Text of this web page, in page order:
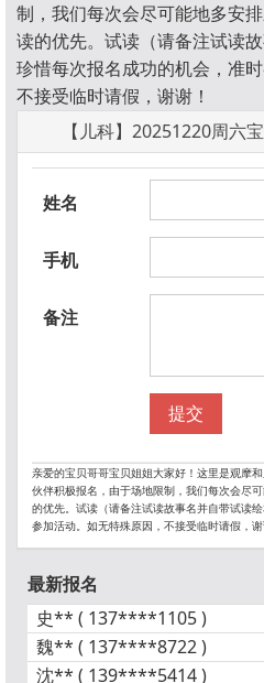
制，我们每次会尽可能地多安
读的优先。试读（请备注试读
珍惜每次报名成功的机会，准
不接受临时请假，谢谢！
【儿科】20251220周六
姓名
手机
备注
提交
亲爱的宝贝哥哥宝贝姐姐大家好！这里是观摩
伙伴积极报名，由于场地限制，我们每次会尽
的优先。试读（请备注试读故事名并自带试读
参加活动。如无特殊原因，不接受临时请假，谢
最新报名
史** ( 137****1105 )
魏** ( 137****8722 )
沈** ( 139****5414 )